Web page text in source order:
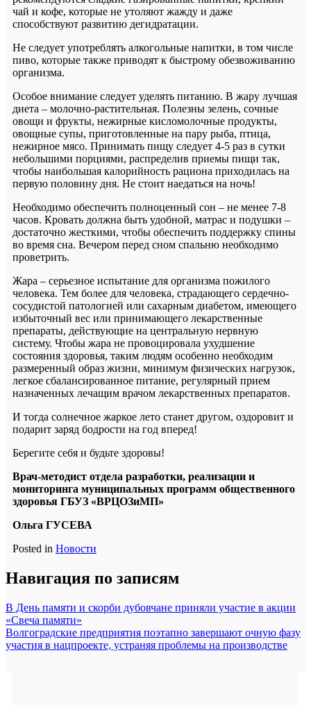
чай и кофе, которые не утоляют жажду и даже
способствуют развитию дегидратации.
Не следует употреблять алкогольные напитки, в том числе
пиво, которые также приводят к быстрому обезвоживанию
организма.
Особое внимание следует уделять питанию. В жару лучшая
диета – молочно-растительная. Полезны зелень, сочные
овощи и фрукты, нежирные кисломолочные продукты,
овощные супы, приготовленные на пару рыба, птица,
нежирное мясо. Принимать пищу следует 4-5 раз в сутки
небольшими порциями, распределив приемы пищи так,
чтобы наибольшая калорийность рациона приходилась на
первую половину дня. Не стоит наедаться на ночь!
Необходимо обеспечить полноценный сон – не менее 7-8
часов. Кровать должна быть удобной, матрас и подушки –
достаточно жесткими, чтобы обеспечить поддержку спины
во время сна. Вечером перед сном спальню необходимо
проветрить.
Жара – серьезное испытание для организма пожилого
человека. Тем более для человека, страдающего сердечно-
сосудистой патологией или сахарным диабетом, имеющего
избыточный вес или принимающего лекарственные
препараты, действующие на центральную нервную
систему. Чтобы жара не провоцировала ухудшение
состояния здоровья, таким людям особенно необходим
размеренный образ жизни, минимум физических нагрузок,
легкое сбалансированное питание, регулярный прием
назначенных лечащим врачом лекарственных препаратов.
И тогда солнечное жаркое лето станет другом, оздоровит и
подарит заряд бодрости на год вперед!
Берегите себя и будьте здоровы!
Врач-методист отдела разработки, реализации и
мониторинга муниципальных программ общественного
здоровья ГБУЗ «ВРЦОЗиМП»
Ольга ГУСЕВА
Posted in Новости
Навигация по записям
В День памяти и скорби дубовчане приняли участие в акции
«Свеча памяти»
Волгоградские предприятия поэтапно завершают очную фазу
участия в нацпроекте, устраняя проблемы на производстве